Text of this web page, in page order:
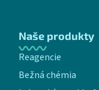
Naše produkty
Reagencie
Bežná chémia